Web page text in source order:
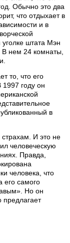
Обычно это два
что отдыхает в
и в
штата Мэн
В нем 24 комнаты,
то, что его
году он
в
И это не
человеческую
Правда,
человека, что
его самого
Но он
предлагает